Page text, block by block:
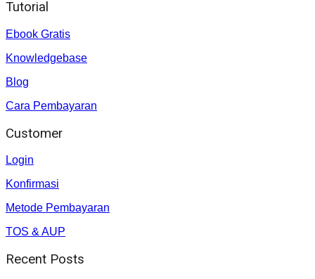
Tutorial
Ebook Gratis
Knowledgebase
Blog
Cara Pembayaran
Customer
Login
Konfirmasi
Metode Pembayaran
TOS & AUP
Recent Posts